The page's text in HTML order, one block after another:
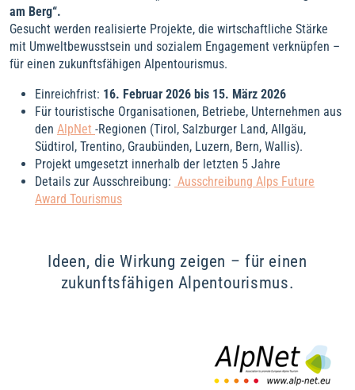
am Berg“.
Gesucht werden realisierte Projekte, die wirtschaftliche Stärke
mit Umweltbewusstsein und sozialem Engagement verknüpfen –
für einen zukunftsfähigen Alpentourismus.
Einreichfrist: 16. Februar 2026 bis 15. März 2026
Für touristische Organisationen, Betriebe, Unternehmen aus
den AlpNet -Regionen (Tirol, Salzburger Land, Allgäu,
Südtirol, Trentino, Graubünden, Luzern, Bern, Wallis).
Projekt umgesetzt innerhalb der letzten 5 Jahre
Details zur Ausschreibung: Ausschreibung Alps Future
Award Tourismus
Ideen, die Wirkung zeigen – für einen
zukunftsfähigen Alpentourismus.